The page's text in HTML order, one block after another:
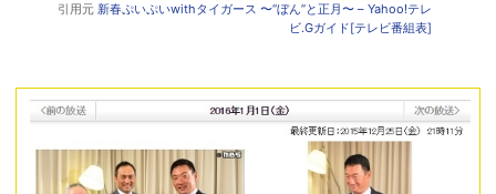
引用元 新春ぷいぷいwithタイガース 〜“ぼん”と正月〜 – Yahoo!テレ
ビ.Gガイド[テレビ番組表]